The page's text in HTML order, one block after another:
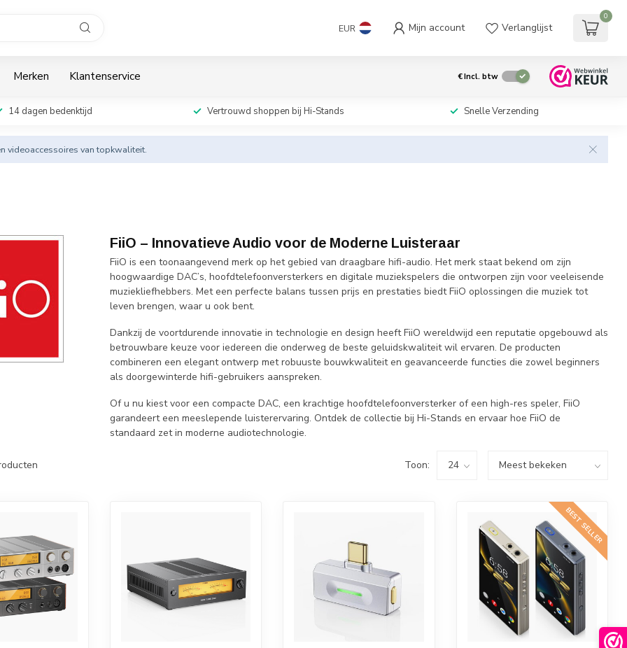
EUR Mijn account Verlanglijst
0
Merken Klantenservice €Incl. btw
14 dagen bedenktijd Vertrouwd shoppen bij Hi-Stands Snelle Verzending
videoaccessoires van topkwaliteit.
FiiO – Innovatieve Audio voor de Moderne Luisteraar
FiiO is een toonaangevend merk op het gebied van draagbare hifi-audio. Het merk staat bekend om zijn
hoogwaardige DAC’s, hoofdtelefoonversterkers en digitale muziekspelers die ontworpen zijn voor veeleisende
muziekliefhebbers. Met een perfecte balans tussen prijs en prestaties biedt FiiO oplossingen die muziek tot
leven brengen, waar u ook bent.
Dankzij de voortdurende innovatie in technologie en design heeft FiiO wereldwijd een reputatie opgebouwd als
betrouwbare keuze voor iedereen die onderweg de beste geluidskwaliteit wil ervaren. De producten
combineren een elegant ontwerp met robuuste bouwkwaliteit en geavanceerde functies die zowel beginners
als doorgewinterde hifi-gebruikers aanspreken.
Of u nu kiest voor een compacte DAC, een krachtige hoofdtelefoonversterker of een high-res speler, FiiO
garandeert een meeslepende luisterervaring. Ontdek de collectie bij Hi-Stands en ervaar hoe FiiO de
standaard zet in moderne audiotechnologie.
Toon:
BEST SELLER